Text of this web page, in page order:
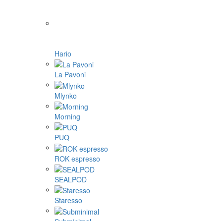
Hario
La Pavoni
Mlynko
Morning
PUQ
ROK espresso
SEALPOD
Staresso